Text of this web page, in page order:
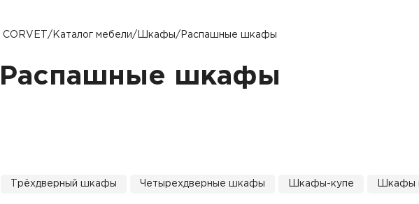
Трехдверные шкафы
CORVET / Каталог мебели/ Шкафы/ Распашные шкафы
Распашные шкафы
Трёхдверный шкафы Четырехдверные шкафы Шкафы-купе Шкафы